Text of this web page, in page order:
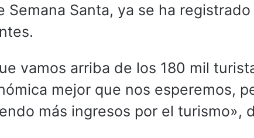
Semana Santa, ya se ha
vamos arriba de los 180 mil
mejor que nos esperemos,
más ingresos por el turismo»,